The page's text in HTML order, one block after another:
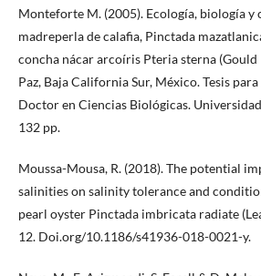
Monteforte M. (2005). Ecología, biología y
madreperla de calafia, Pinctada
concha nácar arcoíris Pteria sterna (Gould
Paz, Baja California Sur, México. Tesis
Doctor en Ciencias Biológicas.
132 pp.
Moussa-Mousa, R. (2018). The potential
salinities on salinity tolerance and
pearl oyster Pinctada imbricata radiate
12. Doi.org/10.1186/s41936-018-0021-y.